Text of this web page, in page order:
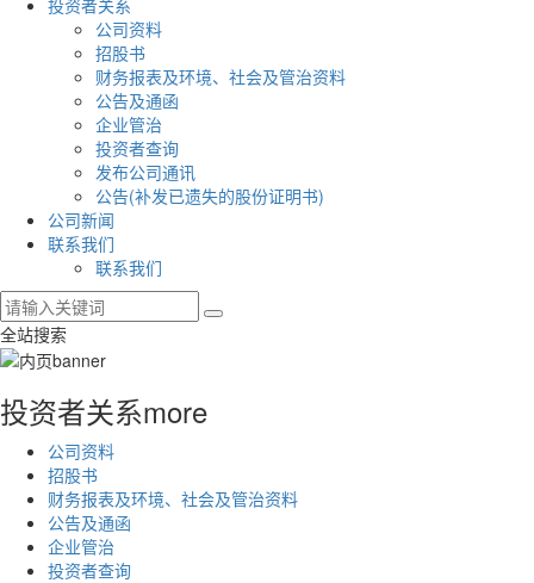
公司资料
招股书
财务报表及环境、社会及管治资料
公告及通函
企业管治
投资者查询
发布公司通讯
公告(补发已遗失的股份证明书)
公司新闻
联系我们
联系我们
全站搜索
投资者关系more
公司资料
招股书
财务报表及环境、社会及管治资料
公告及通函
企业管治
投资者查询